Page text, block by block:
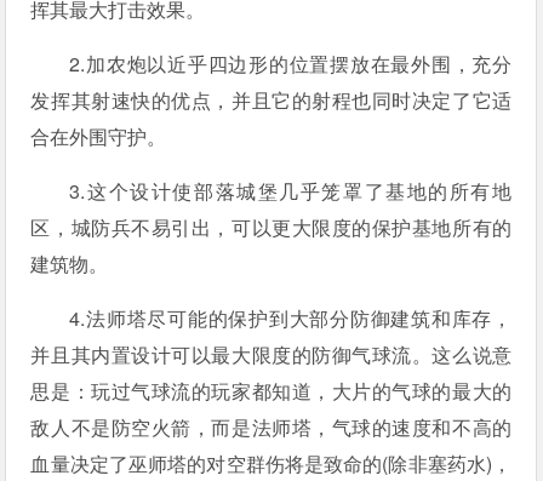
挥其最大打击效果。
2.加农炮以近乎四边形的位置摆放在最外围，充分
发挥其射速快的优点，并且它的射程也同时决定了它适
合在外围守护。
3.这个设计使部落城堡几乎笼罩了基地的所有地
区，城防兵不易引出，可以更大限度的保护基地所有的
建筑物。
4.法师塔尽可能的保护到大部分防御建筑和库存，
并且其内置设计可以最大限度的防御气球流。这么说意
思是：玩过气球流的玩家都知道，大片的气球的最大的
敌人不是防空火箭，而是法师塔，气球的速度和不高的
血量决定了巫师塔的对空群伤将是致命的(除非塞药水)，